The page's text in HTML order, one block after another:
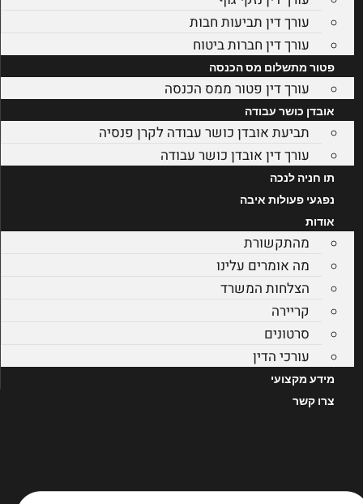
עורך דין תביעות חבות
עורך דין חברות ביטוח
פטור מתשלום מס הכנסה
עורך דין פטור ממס הכנסה
אובדן כושר עבודה
תביעת אובדן כושר עבודה לקרן פנסיה
עורך דין אובדן כושר עבודה
תו חניה לנכה
נפגעי פעולות איבה
אודות
מהתקשורת
מה אומרים עלינו
הצלחות המשרד
קריירה
סרטונים
עורכי הדין
מידע מקצועי
צרו קשר